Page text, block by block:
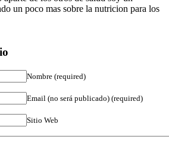
un poco mas sobre la nutricion para los
Nombre (required)
Email (no será publicado) (required)
Sitio Web